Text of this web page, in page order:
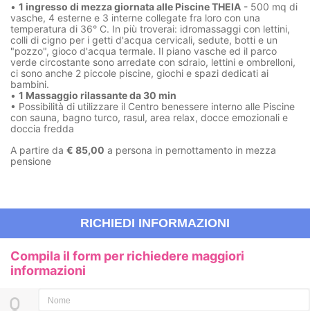
• 1 ingresso di mezza giornata alle Piscine THEIA - 500 mq di
vasche, 4 esterne e 3 interne collegate fra loro con una
temperatura di 36° C. In più troverai: idromassaggi con lettini,
colli di cigno per i getti d'acqua cervicali, sedute, botti e un
"pozzo", gioco d'acqua termale. Il piano vasche ed il parco
verde circostante sono arredate con sdraio, lettini e ombrelloni,
ci sono anche 2 piccole piscine, giochi e spazi dedicati ai
bambini.
• 1 Massaggio rilassante da 30 min
• Possibilità di utilizzare il Centro benessere interno alle Piscine
con sauna, bagno turco, rasul, area relax, docce emozionali e
doccia fredda
A partire da € 85,00 a persona in pernottamento in mezza
pensione
RICHIEDI INFORMAZIONI
Compila il form per richiedere maggiori
informazioni